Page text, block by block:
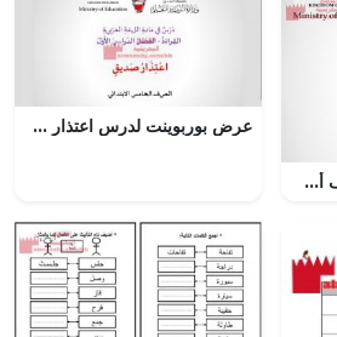
عرض بوربوينت لدرس كيف أصلي
عرض بوربوينت لدرس اعتذار صديق